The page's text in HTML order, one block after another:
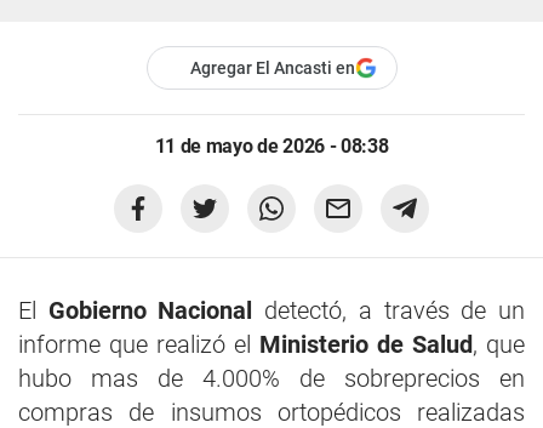
Agregar El Ancasti en
11 de mayo de 2026 - 08:38
El Gobierno Nacional
detectó, a través de un
informe que realizó el Ministerio de Salud, que
hubo mas de 4.000% de sobreprecios en
compras de insumos ortopédicos realizadas